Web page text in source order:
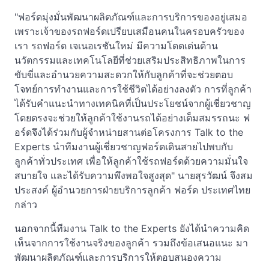
"ฟอร์ดมุ่งมั่นพัฒนาผลิตภัณฑ์และการบริการของอยู่เสมอ
เพราะเจ้าของรถฟอร์ดเปรียบเสมือนคนในครอบครัวของ
เรา รถฟอร์ด เจเนอเรชันใหม่ มีความโดดเด่นด้าน
นวัตกรรมและเทคโนโลยีที่ช่วยเสริมประสิทธิภาพในการ
ขับขี่และอำนวยความสะดวกให้กับลูกค้าที่จะช่วยตอบ
โจทย์การทำงานและการใช้ชีวิตได้อย่างลงตัว การที่ลูกค้า
ได้รับคำแนะนำทางเทคนิคที่เป็นประโยชน์จากผู้เชี่ยวชาญ
โดยตรงจะช่วยให้ลูกค้าใช้งานรถได้อย่างเต็มสมรรถนะ ฟ
อร์ดจึงได้ร่วมกับผู้จำหน่ายสานต่อโครงการ Talk to the
Experts นำทีมงานผู้เชี่ยวชาญฟอร์ดเดินสายไปพบกับ
ลูกค้าทั่วประเทศ เพื่อให้ลูกค้าใช้รถฟอร์ดด้วยความมั่นใจ
สบายใจ และได้รับความพึงพอใจสูงสุด" นายสุรวัฒน์ จึงสม
ประสงค์ ผู้อำนวยการฝ่ายบริการลูกค้า ฟอร์ด ประเทศไทย
กล่าว
นอกจากนี้ทีมงาน Talk to the Experts ยังได้นำความคิด
เห็นจากการใช้งานจริงของลูกค้า รวมถึงข้อเสนอแนะ มา
พัฒนาผลิตภัณฑ์และการบริการให้ตอบสนองความ